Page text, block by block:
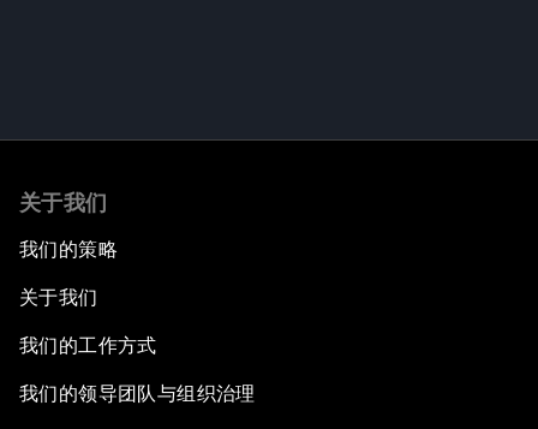
关于我们
我们的策略
关于我们
我们的工作方式
我们的领导团队与组织治理